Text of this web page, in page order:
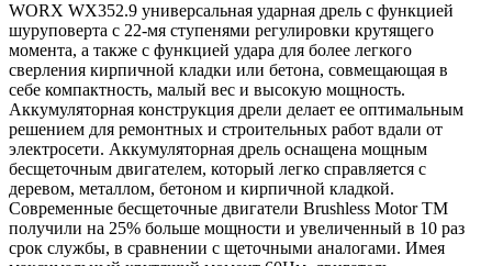
WORX WX352.9 универсальная ударная дрель с функцией
шуруповерта с 22-мя ступенями регулировки крутящего
момента, а также с функцией удара для более легкого
сверления кирпичной кладки или бетона, совмещающая в
себе компактность, малый вес и высокую мощность.
Аккумуляторная конструкция дрели делает ее оптимальным
решением для ремонтных и строительных работ вдали от
электросети. Аккумуляторная дрель оснащена мощным
бесщеточным двигателем, который легко справляется с
деревом, металлом, бетоном и кирпичной кладкой.
Современные бесщеточные двигатели Brushless Motor TM
получили на 25% больше мощности и увеличенный в 10 раз
срок службы, в сравнении с щеточными аналогами. Имея